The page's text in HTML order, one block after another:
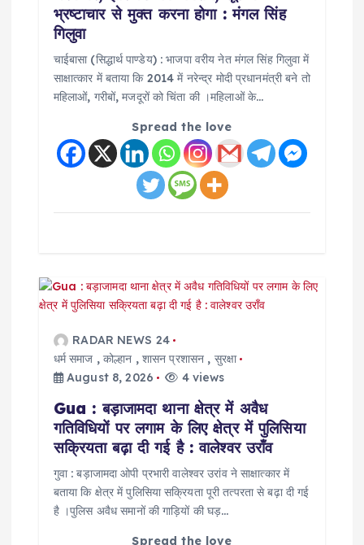
भ्रष्टाचार से मुक्त करना होगा : मंगल सिंह
गिलुवा
चाईबासा (सिद्धार्थ पाण्डेय) : भाजपा वरीय नेत मंगल सिंह गिलुवा में
साक्षात्कार में बताया कि 2014 में नरेन्द्र मोदी प्रधानमंत्री बने तो
महिलाओं, गरीबों, मजदूरों को चिंता की ।महिलाओं के…
Spread the love
RADAR NEWS 24
धर्म समाज ,कोल्हान , शासन प्रशासन , सुरक्षा
August 8, 2026
4 views
Gua : बड़ाजामदा थाना क्षेत्र में अवैध
गतिविधियों पर लगाम के लिए क्षेत्र में पुलिसिया
सक्रियता बढ़ा दी गई है : वालेश्वर उराँव
गुवा : बड़ाजामदा ओपी प्रभारी वालेश्वर उरांव ने साक्षात्कार में
बताया कि क्षेत्र में पुलिसिया सक्रियता पूरी तत्परता से बढ़ा दी गई
है ।पुलिस अवैध समानों की गाड़ियों की घड़…
Spread the love